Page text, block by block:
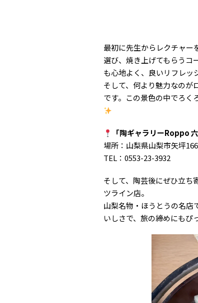
最初に先生からレクチャー
選び、焼き上げてもらうコ
も心地よく、良いリフレッ
そして、何より魅力なのが
です。この景色の中でろく
「陶ギャラリーRoppo 六
場所：山梨県山梨市矢坪
TEL：0553-23-3932
そして、陶芸後にぜひ立ち
ツライン店。
山梨名物・ほうとうの名店
いしさで、旅の締めにもぴ